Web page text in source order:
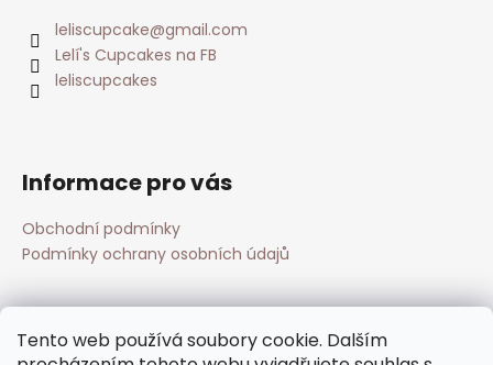
Tento web používá soubory cookie. Dalším
leliscupcake@gmail.com
Lelí's Cupcakes na FB
leliscupcakes
Informace pro vás
Obchodní podmínky
Podmínky ochrany osobních údajů
Přijímáme online platby